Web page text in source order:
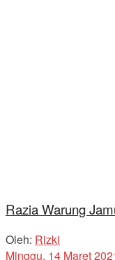
Razia Warung
Oleh: Rizki
Minggu, 14 Maret